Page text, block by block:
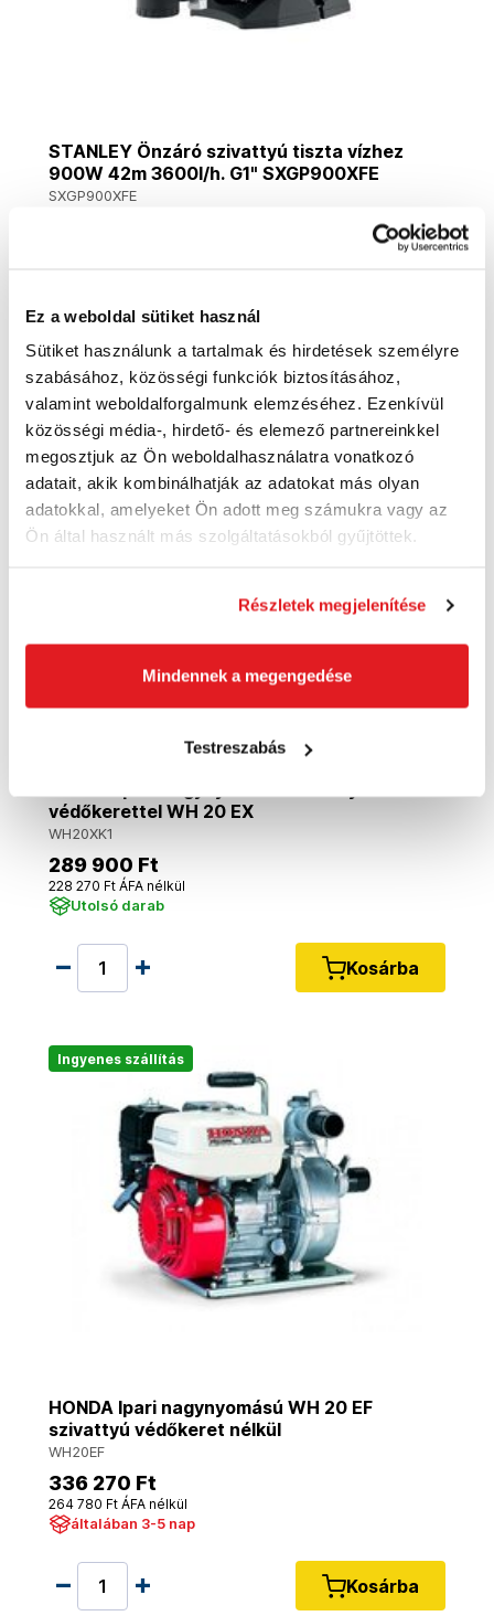
Ez a weboldal sütiket használ
Sütiket használunk a tartalmak és hirdetések személyre
szabásához, közösségi funkciók biztosításához,
valamint weboldalforgalmunk elemzéséhez. Ezenkívül
közösségi média-, hirdető- és elemező partnereinkkel
megosztjuk az Ön weboldalhasználatra vonatkozó
adatait, akik kombinálhatják az adatokat más olyan
adatokkal, amelyeket Ön adott meg számukra vagy az
Ön által használt más szolgáltatásokból gyűjtöttek.
Részletek megjelenítése
Mindennek a megengedése
Testreszabás
STANLEY Önzáró szivattyú tiszta vízhez
900W 42m 3600l/h. G1" SXGP900XFE
SXGP900XFE
Kosárba
Ingyenes szállítás
védőkerettel WH 20 EX
WH20XK1
289 900 Ft
228 270 Ft ÁFA nélkül
Utolsó darab
Kosárba
Ingyenes szállítás
HONDA Ipari nagynyomású WH 20 EF
szivattyú védőkeret nélkül
WH20EF
336 270 Ft
264 780 Ft ÁFA nélkül
általában 3-5 nap
Kosárba